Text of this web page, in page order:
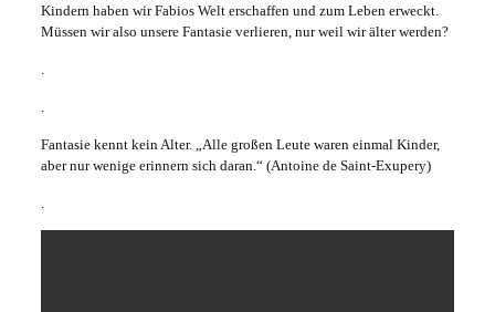
Kindern haben wir Fabios Welt erschaffen und zum Leben erweckt.
Müssen wir also unsere Fantasie verlieren, nur weil wir älter werden?
.
.
Fantasie kennt kein Alter. „Alle großen Leute waren einmal Kinder,
aber nur wenige erinnern sich daran.“ (Antoine de Saint-Exupery)
.